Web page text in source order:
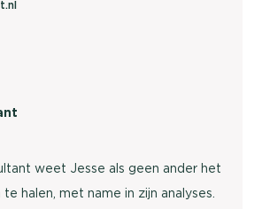
weet Jesse als geen ander het
halen, met name in zijn analyses.